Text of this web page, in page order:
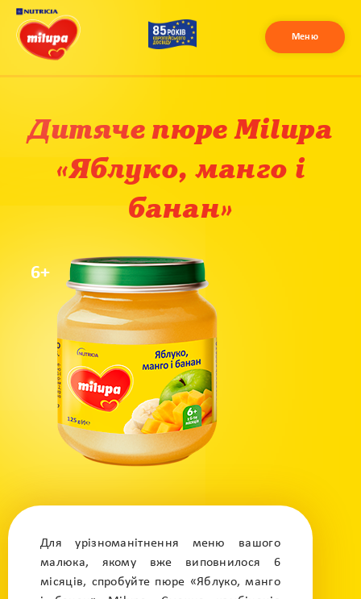
Меню
Дитяче пюре Milupa
«Яблуко, манго і
банан»
6+
Для урізноманітнення меню вашого
малюка, якому вже виповнилося 6
місяців, спробуйте пюре «Яблуко, манго